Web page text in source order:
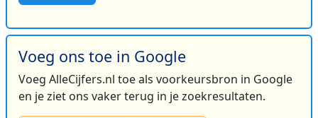
Voeg ons toe in Google
Voeg AlleCijfers.nl toe als voorkeursbron in Google
en je ziet ons vaker terug in je zoekresultaten.